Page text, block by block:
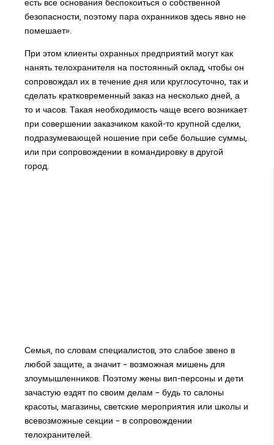
есть все основания беспокоиться о собственной
безопасности, поэтому пара охранников здесь явно не
помешает».
При этом клиенты охранных предприятий могут как
нанять телохранителя на постоянный оклад, чтобы он
сопровождал их в течение дня или круглосуточно, так и
сделать кратковременный заказ на несколько дней, а
то и часов. Такая необходимость чаще всего возникает
при совершении заказчиком какой-то крупной сделки,
подразумевающей ношение при себе большие суммы,
или при сопровождении в командировку в другой
город.
Семья, по словам специалистов, это слабое звено в
любой защите, а значит – возможная мишень для
злоумышленников. Поэтому жены вип-персоны и дети
зачастую ездят по своим делам – будь то салоны
красоты, магазины, светские мероприятия или школы и
всевозможные секции – в сопровождении
телохранителей.